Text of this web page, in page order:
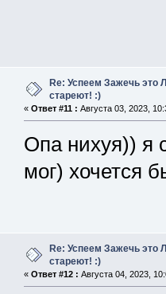
Re: Успеем Зажечь это
стареют! :)
« Ответ #11 : Августа 03, 2023,
Опа нихуя)) я
мог) хочется
Re: Успеем Зажечь это
стареют! :)
« Ответ #12 : Августа 04, 2023,